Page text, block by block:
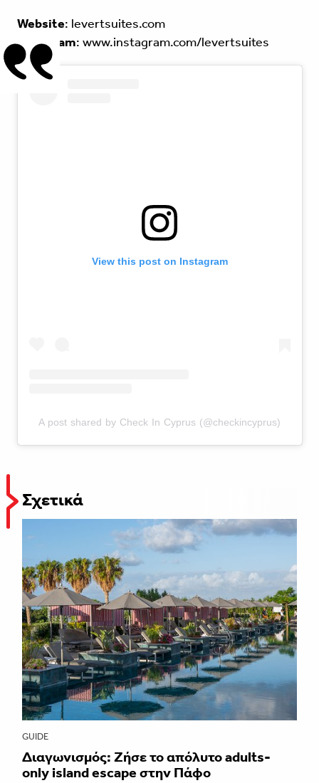
Website: levertsuites.com
Instagram: www.instagram.com/levertsuites
View this post on Instagram
A post shared by Check In Cyprus (@checkincyprus)
Σχετικά
GUIDE
Διαγωνισμός: Ζήσε το απόλυτο adults-
only island escape στην Πάφο